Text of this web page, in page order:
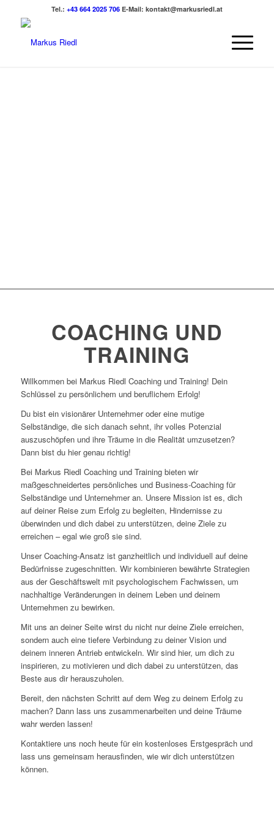
Tel.: +43 664 2025 706E-Mail: kontakt@markusriedl.at
COACHING UND
TRAINING
Willkommen bei Markus Riedl Coaching und Training! Dein
Schlüssel zu persönlichem und beruflichem Erfolg!
Du bist ein visionärer Unternehmer oder eine mutige
Selbständige, die sich danach sehnt, ihr volles Potenzial
auszuschöpfen und ihre Träume in die Realität umzusetzen?
Dann bist du hier genau richtig!
Bei Markus Riedl Coaching und Training bieten wir
maßgeschneidertes persönliches und Business-Coaching für
Selbständige und Unternehmer an. Unsere Mission ist es, dich
auf deiner Reise zum Erfolg zu begleiten, Hindernisse zu
überwinden und dich dabei zu unterstützen, deine Ziele zu
erreichen – egal wie groß sie sind.
Unser Coaching-Ansatz ist ganzheitlich und individuell auf deine
Bedürfnisse zugeschnitten. Wir kombinieren bewährte Strategien
aus der Geschäftswelt mit psychologischem Fachwissen, um
nachhaltige Veränderungen in deinem Leben und deinem
Unternehmen zu bewirken.
Mit uns an deiner Seite wirst du nicht nur deine Ziele erreichen,
sondern auch eine tiefere Verbindung zu deiner Vision und
deinem inneren Antrieb entwickeln. Wir sind hier, um dich zu
inspirieren, zu motivieren und dich dabei zu unterstützen, das
Beste aus dir herauszuholen.
Bereit, den nächsten Schritt auf dem Weg zu deinem Erfolg zu
machen? Dann lass uns zusammenarbeiten und deine Träume
wahr werden lassen!
Kontaktiere uns noch heute für ein kostenloses Erstgespräch und
lass uns gemeinsam herausfinden, wie wir dich unterstützen
können.